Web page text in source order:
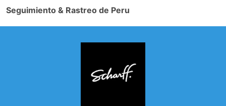
Seguimiento & Rastreo de Peru